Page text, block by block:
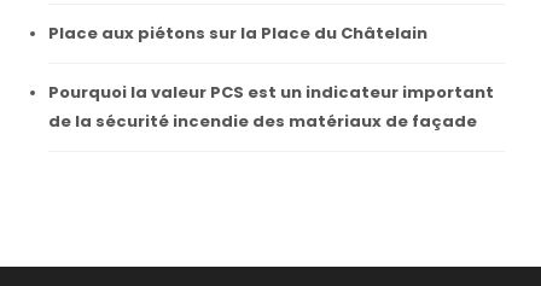
Place aux piétons sur la Place du Châtelain
Pourquoi la valeur PCS est un indicateur important
de la sécurité incendie des matériaux de façade